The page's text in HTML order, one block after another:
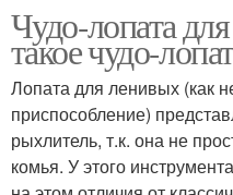
Чудо-лопата
такое чудо-
Лопата для ленивых (как
приспособление)
рыхлитель, т.к. она не
комья. У этого